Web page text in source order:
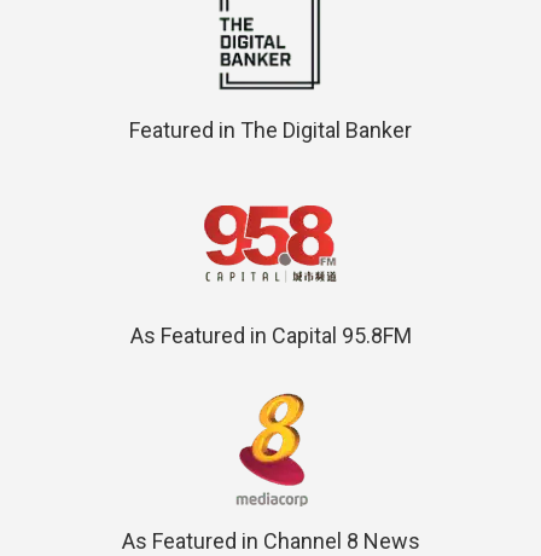
Featured in The Digital Banker
As Featured in Capital 95.8FM
As Featured in Channel 8 News